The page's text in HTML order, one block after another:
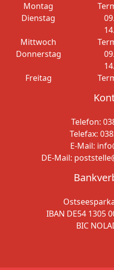
Montag
Dienstag
Mittwoch
Donnerstag
Freitag
Telefon:
Telefax:
E-Mail:
DE-Mail:
IBAN DE54 1305
BIC